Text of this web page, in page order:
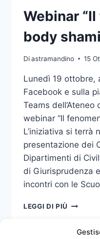
UNIME
2020
Webinar
body
Diastramandino 15
Lunedì 19 ottobre,
Facebook e sulla
Teams
webinar “Il
L’iniziativa si terrà
presentazione dei
Dipartimenti di
di Giurisprudenza
incontri con le
LEGGI DI PIÙ WEBINAR
DEL